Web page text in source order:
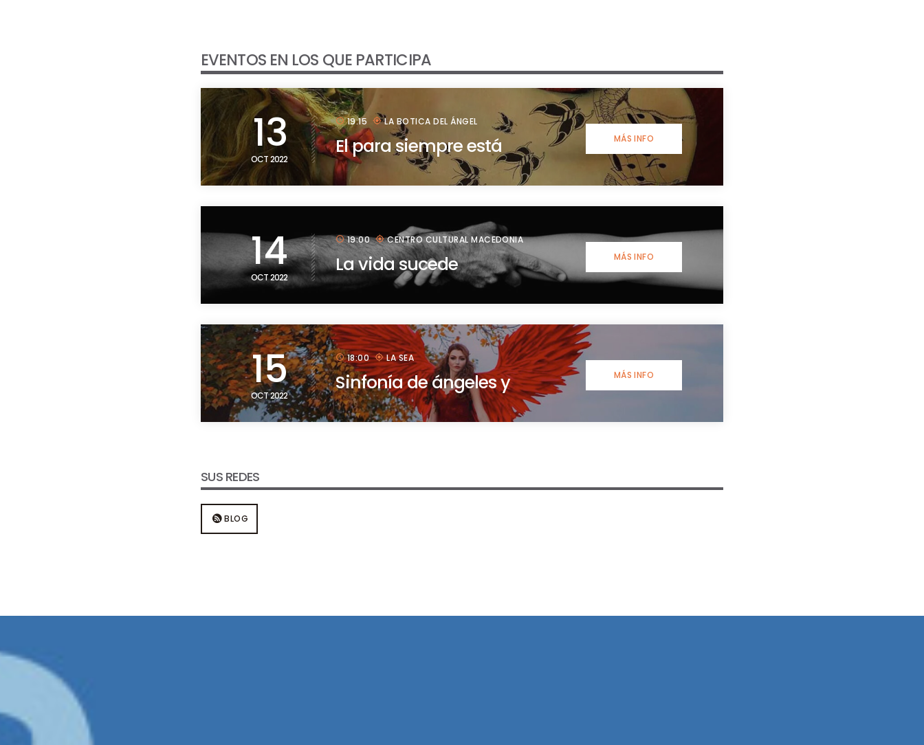
EVENTOS EN LOS QUE PARTICIPA
13
OCT 2022
schedule 19:15 my_location LA BOTICA DEL ÁNGEL
El para siempre está
hecho de muchos
MÁS INFO
14
OCT 2022
schedule 19:00 my_location CENTRO CULTURAL MACEDONIA
La vida sucede MÁS INFO
15
OCT 2022
schedule 18:00 my_location LA SEA
Sinfonía de ángeles y
demonios
MÁS INFO
SUS REDES
BLOG